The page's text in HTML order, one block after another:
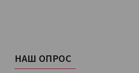
НАШ ОПРОС